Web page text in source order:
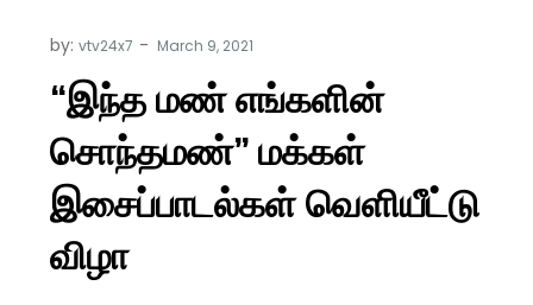
by:vtv24x7
“இந்த மண் எங்களின்
சொந்தமண்” மக்கள்
இசைப்பாடல்கள் வெளியீட்டு
விழா